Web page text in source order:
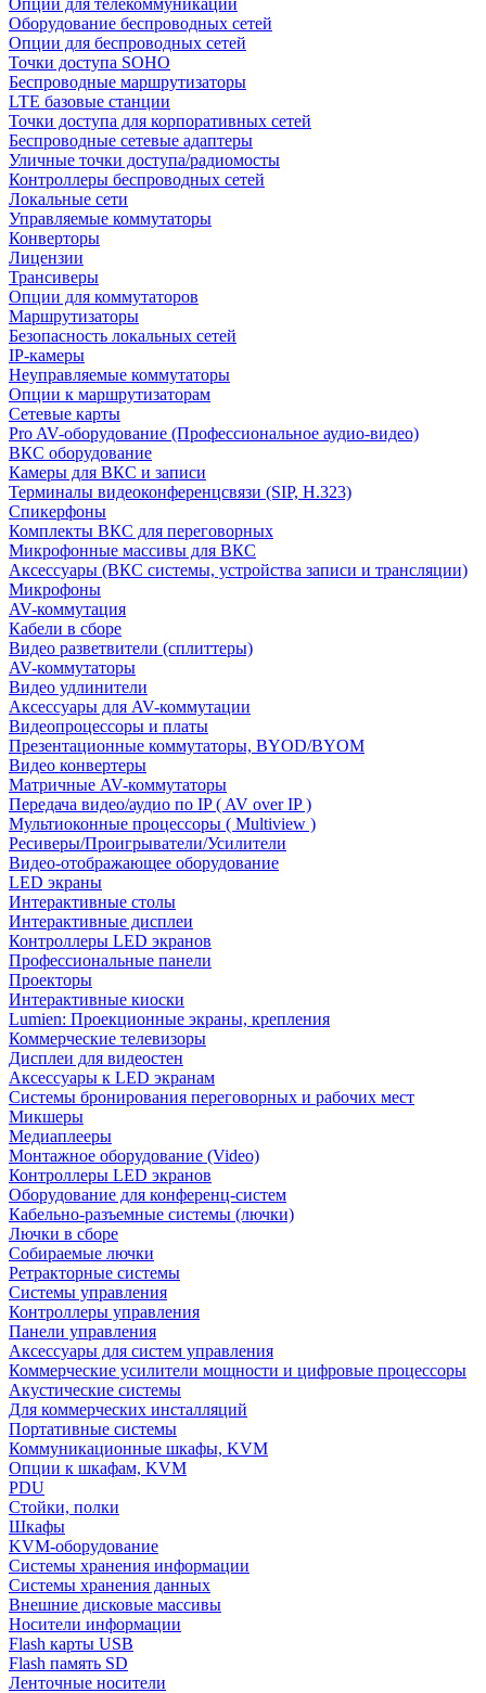
Опции для телекоммуникаций
Оборудование беспроводных сетей
Опции для беспроводных сетей
Точки доступа SOHO
Беспроводные маршрутизаторы
LTE базовые станции
Точки доступа для корпоративных сетей
Беспроводные сетевые адаптеры
Уличные точки доступа/радиомосты
Контроллеры беспроводных сетей
Локальные сети
Управляемые коммутаторы
Конверторы
Лицензии
Трансиверы
Опции для коммутаторов
Маршрутизаторы
Безопасность локальных сетей
IP-камеры
Неуправляемые коммутаторы
Опции к маршрутизаторам
Сетевые карты
Pro AV-оборудование (Профессиональное аудио-видео)
ВКС оборудование
Камеры для ВКС и записи
Терминалы видеоконференцсвязи (SIP, H.323)
Спикерфоны
Комплекты ВКС для переговорных
Микрофонные массивы для ВКС
Аксессуары (ВКС системы, устройства записи и трансляции)
Микрофоны
AV-коммутация
Кабели в сборе
Видео разветвители (сплиттеры)
AV-коммутаторы
Видео удлинители
Аксессуары для AV-коммутации
Видеопроцессоры и платы
Презентационные коммутаторы, BYOD/BYOM
Видео конвертеры
Матричные AV-коммутаторы
Передача видео/аудио по IP ( AV over IP )
Мультиоконные процессоры ( Multiview )
Ресиверы/Проигрыватели/Усилители
Видео-отображающее оборудование
LED экраны
Интерактивные столы
Интерактивные дисплеи
Контроллеры LED экранов
Профессиональные панели
Проекторы
Интерактивные киоски
Lumien: Проекционные экраны, крепления
Коммерческие телевизоры
Дисплеи для видеостен
Аксессуары к LED экранам
Системы бронирования переговорных и рабочих мест
Микшеры
Медиаплееры
Монтажное оборудование (Video)
Контроллеры LED экранов
Оборудование для конференц-систем
Кабельно-разъемные системы (лючки)
Лючки в сборе
Собираемые лючки
Ретракторные системы
Системы управления
Контроллеры управления
Панели управления
Аксессуары для систем управления
Коммерческие усилители мощности и цифровые процессоры
Акустические системы
Для коммерческих инсталляций
Портативные системы
Коммуникационные шкафы, KVM
Опции к шкафам, KVM
PDU
Стойки, полки
Шкафы
KVM-оборудование
Системы хранения информации
Системы хранения данных
Внешние дисковые массивы
Носители информации
Flash карты USB
Flash память SD
Ленточные носители